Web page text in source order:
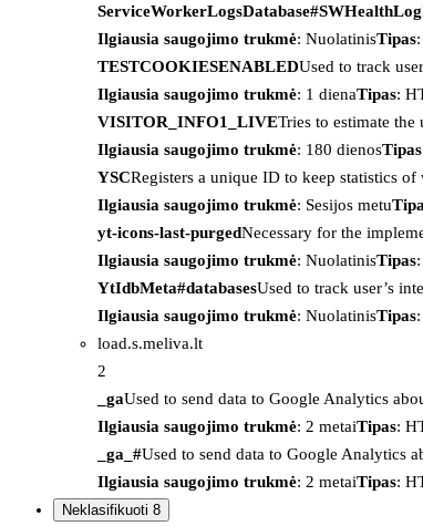
ServiceWorkerLogsDatabase#SWHealthLog
Ilgiausia saugojimo trukmė: NuolatinisTipas
TESTCOOKIESENABLEDUsed to track
Ilgiausia saugojimo trukmė: 1 dienaTipas:
VISITOR_INFO1_LIVETries to estimate
Ilgiausia saugojimo trukmė: 180 dienosTipas
YSCRegisters a unique ID to keep statistics
Ilgiausia saugojimo trukmė: Sesijos metu
yt-icons-last-purgedNecessary for the
Ilgiausia saugojimo trukmė: NuolatinisTipas
YtIdbMeta#databasesUsed to track user’s
Ilgiausia saugojimo trukmė: NuolatinisTipas
load.s.meliva.lt
2
_gaUsed to send data to Google Analytics
Ilgiausia saugojimo trukmė: 2 metaiTipas:
_ga_#Used to send data to Google Analytics
Ilgiausia saugojimo trukmė: 2 metaiTipas:
Neklasifikuoti 8